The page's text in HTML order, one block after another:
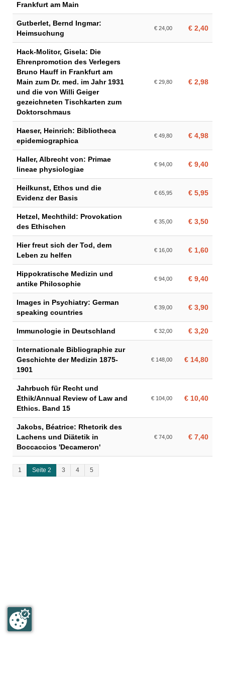
Frankfurt am Main
Gutberlet, Bernd Ingmar:
Heimsuchung
€ 24,00 € 2,40
Hack-Molitor, Gisela: Die
Ehrenpromotion des Verlegers
Bruno Hauff in Frankfurt am
Main zum Dr. med. im Jahr 1931
und die von Willi Geiger
gezeichneten Tischkarten zum
Doktorschmaus
€ 29,80 € 2,98
Haeser, Heinrich: Bibliotheca
epidemiographica
€ 49,80 € 4,98
Haller, Albrecht von: Primae
lineae physiologiae
€ 94,00 € 9,40
Heilkunst, Ethos und die
Evidenz der Basis
€ 65,95 € 5,95
Hetzel, Mechthild: Provokation
des Ethischen
€ 35,00 € 3,50
Hier freut sich der Tod, dem
Leben zu helfen
€ 16,00 € 1,60
Hippokratische Medizin und
antike Philosophie
€ 94,00 € 9,40
Images in Psychiatry: German
speaking countries
€ 39,00 € 3,90
Immunologie in Deutschland € 32,00 € 3,20
Internationale Bibliographie zur
Geschichte der Medizin 1875-
1901
€ 148,00 € 14,80
Jahrbuch für Recht und
Ethik/Annual Review of Law and
Ethics. Band 15
€ 104,00 € 10,40
Jakobs, Béatrice: Rhetorik des
Lachens und Diätetik in
Boccaccios 'Decameron'
€ 74,00 € 7,40
1 Seite 2 3 4 5